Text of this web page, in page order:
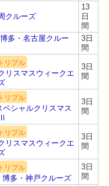
クルーズ
13
日
間
多・名古屋クルー
3日
間
リプル
リスマスウィークエ
3日
間
リプル
ペシャルクリスマス
3日
間
リプル
リスマスウィークエ
3日
間
リプル
博多・神戸クルーズ
3日
間